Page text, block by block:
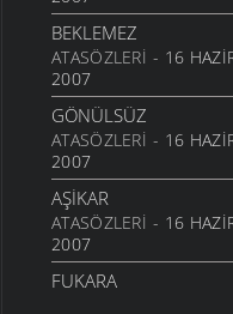
BEKLEMEZ
ATASÖZLERI - 16
2007
GÖNÜLSÜZ
ATASÖZLERI - 16
2007
AŞIKAR
ATASÖZLERI - 16
2007
FUKARA